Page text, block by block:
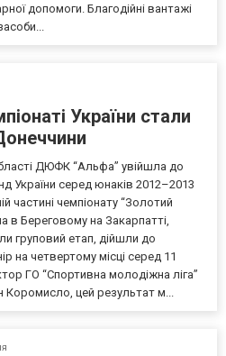
допомоги. Благодійні вантажі
України стали
ДЮФК “Альфа” увійшла до
України серед юнаків 2012–2013
частині чемпіонату “Золотий
в Береговому на Закарпатті,
груповий етап, дійшли до
на четвертому місці серед 11
ГО “Спортивна молодіжна ліга”
цей результат м...